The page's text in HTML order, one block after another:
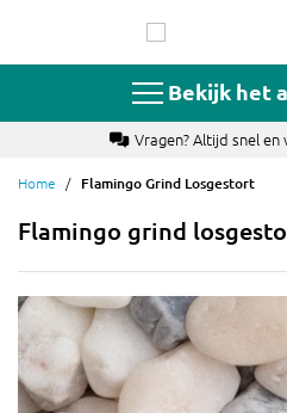
de
Bekijk het
Betaal met o.a. Ideal,
Home Flamingo Grind Losgestort
Flamingo grind